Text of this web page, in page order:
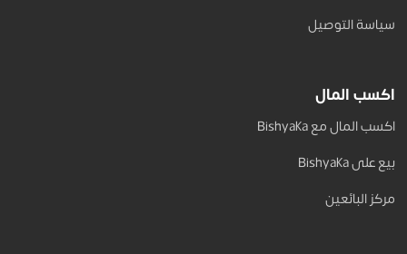
سياسة التوصيل
اكسب المال
اكسب المال مع Bishyaka
بيع على Bishyaka
مركز البائعين